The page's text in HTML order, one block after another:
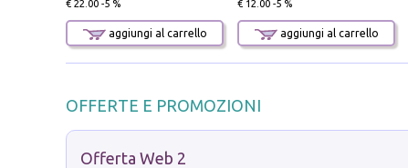
€ 22.00 -5 %
aggiungi al carrello
€ 12.00 -5 %
aggiungi al carrello
OFFERTE E PROMOZIONI
Offerta Web 2